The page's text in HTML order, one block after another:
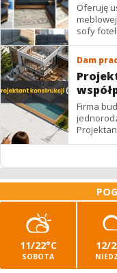
Oferuję
meblowej
Dam
Firma
Projektantów
11/22°C
SOBOTA
12/